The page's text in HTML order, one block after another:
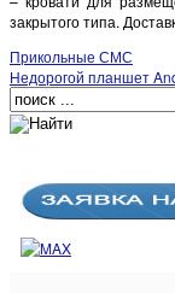
закрытого типа.
Прикольные СМС
Недорогой планшет